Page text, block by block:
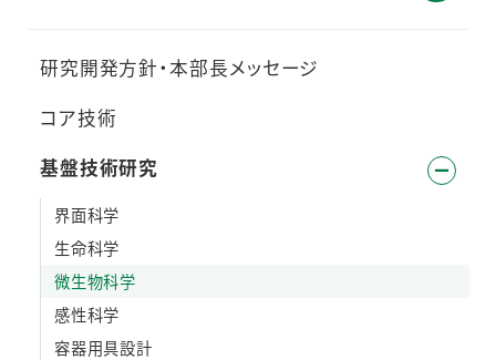
研究開発方針・本部長メッセージ
コア技術
基盤技術研究
界面科学
生命科学
微生物科学
感性科学
容器用具設計